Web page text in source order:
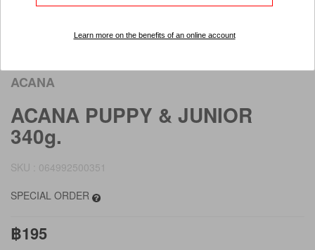
ACANA
ACANA PUPPY & JUNIOR
340g.
SKU : 064992500351
SPECIAL ORDER
฿195
Learn more on the benefits of an online account